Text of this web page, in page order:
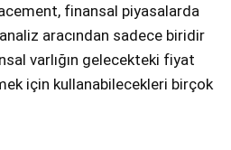
finansal piyasalarda
aracından sadece biridir
varlığın gelecekteki fiyat
için kullanabilecekleri birçok